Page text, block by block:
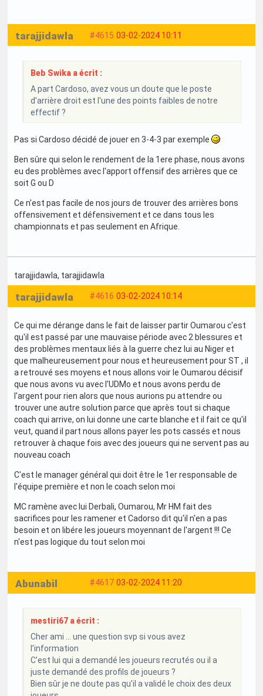
#4615 03-02-2024 10:11
tarajjidawla
Beb Swika a écrit :
A part Cardoso, avez vous un doute que le poste
d'arrière droit est l'une des points faibles de notre
effectif ?
Pas si Cardoso décidé de jouer en 3-4-3 par exemple
Ben sûre qui selon le rendement de la 1ere phase, nous avons
eu des problèmes avec l'apport offensif des arrières que ce
soit G ou D
Ce n'est pas facile de nos jours de trouver des arrières bons
offensivement et défensivement et ce dans tous les
championnats et pas seulement en Afrique.
tarajjidawla, tarajjidawla
#4616 03-02-2024 10:14
tarajjidawla
Ce qui me dérange dans le fait de laisser partir Oumarou c'est
qu'il est passé par une mauvaise période avec 2 blessures et
des problèmes mentaux liés à la guerre chez lui au Niger et
que malheureusement pour nous et heureusement pour ST , il
a retrouvé ses moyens et nous allons voir le Oumarou décisif
que nous avons vu avec l'UDMo et nous avons perdu de
l'argent pour rien alors que nous aurions pu attendre ou
trouver une autre solution parce que après tout si chaque
coach qui arrive, on lui donne une carte blanche et il fait ce qu'il
veut, quand il part nous allons payer les pots cassés et nous
retrouver à chaque fois avec des joueurs qui ne servent pas au
nouveau coach
C'est le manager général qui doit être le 1er responsable de
l'équipe première et non le coach selon moi
MC ramène avec lui Derbali, Oumarou, Mr HM fait des
sacrifices pour les ramener et Cadorso dit qu'il n'en a pas
besoin et on libére les joueurs moyennant de l'argent !!! Ce
n'est pas logique du tout selon moi
#4617 03-02-2024 11:20
Abunabil
mestiri67 a écrit :
Cher ami … une question svp si vous avez
l’information
C’est lui qui a demandé les joueurs recrutés ou il a
juste demandé des profils de joueurs ?
Bien sûr je ne doute pas qu’il a validé le choix des deux